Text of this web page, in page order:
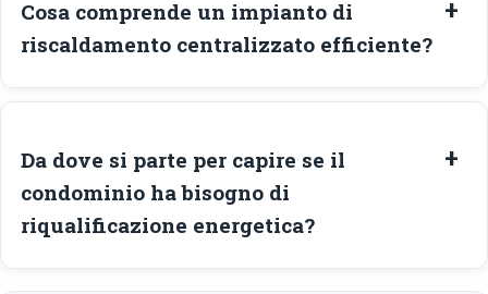
Cosa comprende un impianto di
riscaldamento centralizzato efficiente?
Da dove si parte per capire se il
condominio ha bisogno di
riqualificazione energetica?